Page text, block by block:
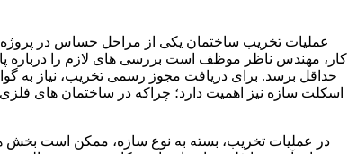
عملیات تخریب ساختمان یکی از مراحل حساس در
کار، مهندس ناظر موظف است بررسی های لازم را درباره
حداقل برسد. برای دریافت مجوز رسمی تخریب، نیاز به
اسکلت سازه نیز اهمیت دارد؛ چراکه در ساختمان های
در عملیات تخریب، بسته به نوع سازه، ممکن است بخش